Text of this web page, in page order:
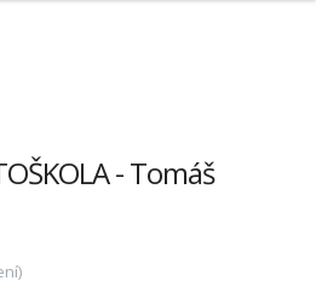
- Tomáš